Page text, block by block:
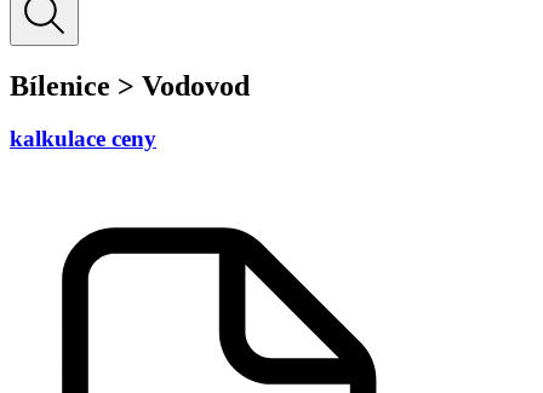
Bílenice > Vodovod
kalkulace ceny